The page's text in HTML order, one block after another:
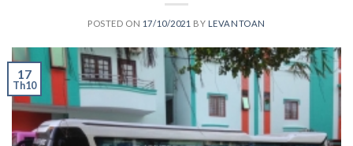
POSTED ON 17/10/2021 BY LEVANTOAN
17
Th10